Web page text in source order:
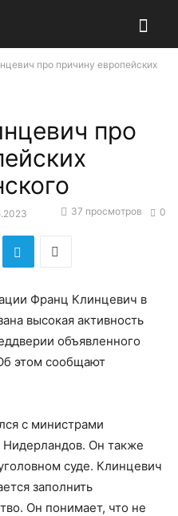
про причину европейских
про
0
37 просмотров
Франц Клинцевич в
высокая активность
объявленного
этом сообщают
с министрами
Он также
суде. Клинцевич
заполнить
Он понимает, что не